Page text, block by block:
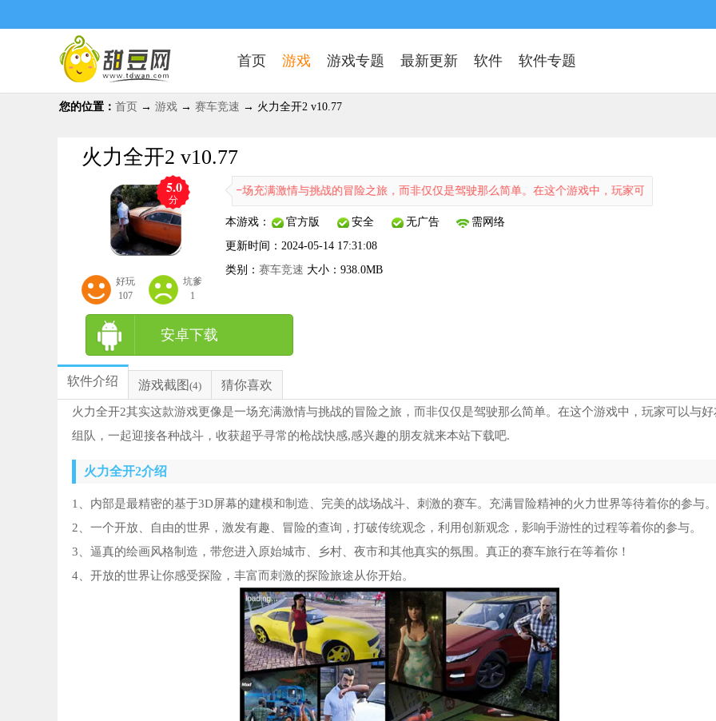
首页 游戏 游戏专题 最新更新 软件 软件专题
您的位置： 首页 → 游戏 → 赛车竞速 → 火力全开2 v10.77
火力全开2 v10.77
5.0
分
好玩
107
坑爹
1
火力全开2其实这款游戏更像是一场充满激情与挑战的冒险之旅，而非仅仅是驾驶那么简单。在这个游戏中，玩家可以与好友组队，一起迎接
本游戏： 官方版 安全 无广告
需网络
更新时间： 2024-05-14 17:31:08
类别： 赛车竞速 大小： 938.0MB
安卓下载
软件介绍 游戏截图 (4) 猜你喜欢
火力全开2其实这款游戏更像是一场充满激情与挑战的冒险之旅，而非仅仅是驾驶那么简单。在这个游戏中，玩家可以与好
组队，一起迎接各种战斗，收获超乎寻常的枪战快感,感兴趣的朋友就来本站下载吧.
火力全开2介绍
1、内部是最精密的基于3D屏幕的建模和制造、完美的战场战斗、刺激的赛车。充满冒险精神的火力世界等待着你的参与。
2、一个开放、自由的世界，激发有趣、冒险的查询，打破传统观念，利用创新观念，影响手游性的过程等着你的参与。
3、逼真的绘画风格制造，带您进入原始城市、乡村、夜市和其他真实的氛围。真正的赛车旅行在等着你！
4、开放的世界让你感受探险，丰富而刺激的探险旅途从你开始。